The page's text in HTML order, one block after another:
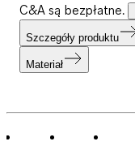
C&A są bezpłatne.
Szczegóły produktu
Materiał